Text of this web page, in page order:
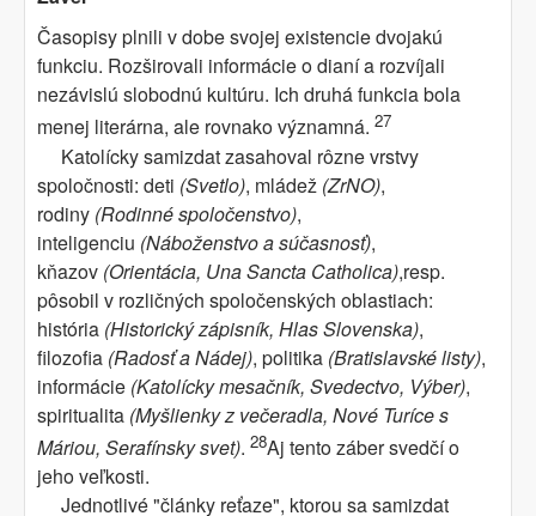
Časopisy plnili v dobe svojej existencie dvojakú
funkciu. Rozširovali informácie o dianí a rozvíjali
nezávislú slobodnú kultúru. Ich druhá funkcia bola
menej literárna, ale rovnako významná. 27
Katolícky samizdat zasahoval rôzne vrstvy
spoločnosti: deti (Svetlo), mládež (ZrNO),
rodiny (Rodinné spoločenstvo),
inteligenciu (Náboženstvo a súčasnosť),
kňazov (Orientácia, Una Sancta Catholica),resp.
pôsobil v rozličných spoločenských oblastiach:
história (Historický zápisník, Hlas Slovenska),
filozofia (Radosť a Nádej), politika (Bratislavské listy),
informácie (Katolícky mesačník, Svedectvo, Výber),
spiritualita (Myšlienky z večeradla, Nové Turíce s
Máriou, Serafínsky svet). 28Aj tento záber svedčí o
jeho veľkosti.
Jednotlivé "články reťaze", ktorou sa samizdat